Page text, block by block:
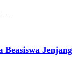
....
Jenjang